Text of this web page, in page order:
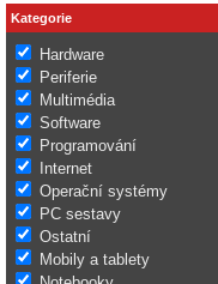
Kategorie
Hardware
Periferie
Multimédia
Software
Programování
Internet
Operační systémy
PC sestavy
Ostatní
Mobily a tablety